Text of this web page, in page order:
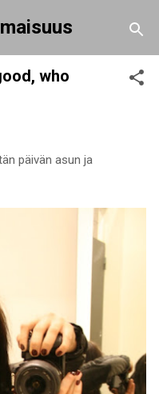
who
päivän asun ja